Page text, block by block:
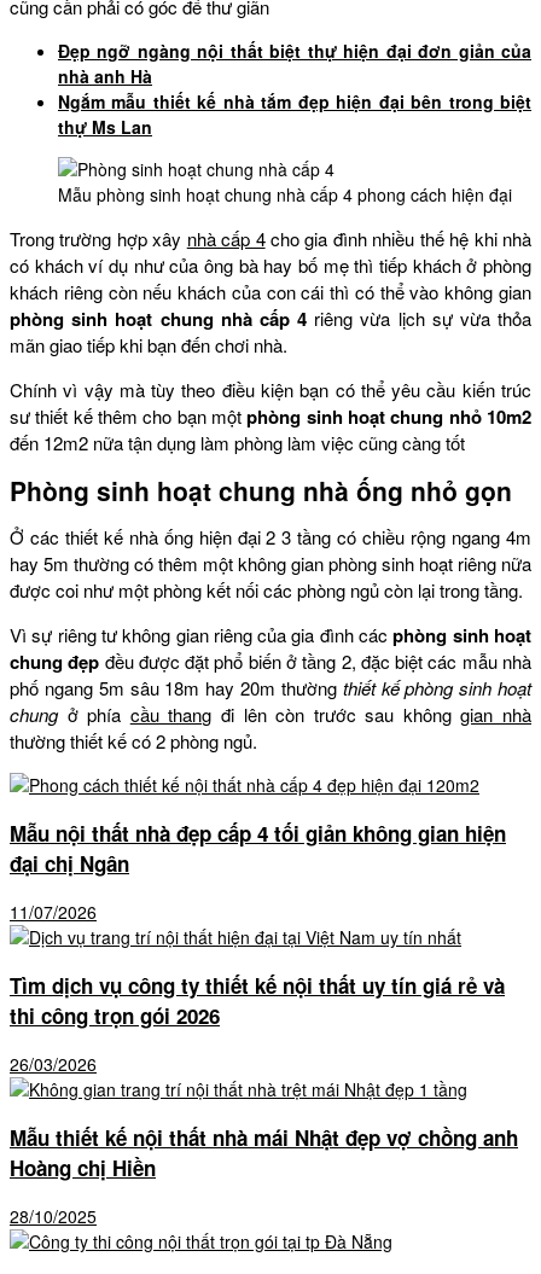
cũng cần phải có góc để thư giãn
Đẹp ngỡ ngàng nội thất biệt thự hiện đại đơn giản của
nhà anh Hà
Ngắm mẫu thiết kế nhà tắm đẹp hiện đại bên trong biệt
thự Ms Lan
Mẫu phòng sinh hoạt chung nhà cấp 4 phong cách hiện đại
Trong trường hợp xây nhà cấp 4cho gia đình nhiều thế hệ khi nhà
có khách ví dụ như của ông bà hay bố mẹ thì tiếp khách ở phòng
khách riêng còn nếu khách của con cái thì có thể vào không gian
phòng sinh hoạt chung nhà cấp 4 riêng vừa lịch sự vừa thỏa
mãn giao tiếp khi bạn đến chơi nhà.
Chính vì vậy mà tùy theo điều kiện bạn có thể yêu cầu kiến trúc
sư thiết kế thêm cho bạn mộtphòng sinh hoạt chung nhỏ 10m2
đến 12m2 nữa tận dụng làm phòng làm việc cũng càng tốt
Phòng sinh hoạt chung nhà ống nhỏ gọn
Ở các thiết kế nhà ống hiện đại 2 3 tầng có chiều rộng ngang 4m
hay 5m thường có thêm một không gian phòng sinh hoạt riêng nữa
được coi như một phòng kết nối các phòng ngủ còn lại trong tầng.
Vì sự riêng tư không gian riêng của gia đình cácphòng sinh hoạt
chung đẹp đều được đặt phổ biến ở tầng 2, đặc biệt các mẫu nhà
phố ngang 5m sâu 18m hay 20m thường thiết kế phòng sinh hoạt
chungở phía cầu thang đi lên còn trước sau khônggian nhà
thường thiết kế có 2 phòng ngủ.
Mẫu nội thất nhà đẹp cấp 4 tối giản không gian hiện
đại chị Ngân
11/07/2026
Tìm dịch vụ công ty thiết kế nội thất uy tín giá rẻ và
thi công trọn gói 2026
26/03/2026
Mẫu thiết kế nội thất nhà mái Nhật đẹp vợ chồng anh
Hoàng chị Hiền
28/10/2025